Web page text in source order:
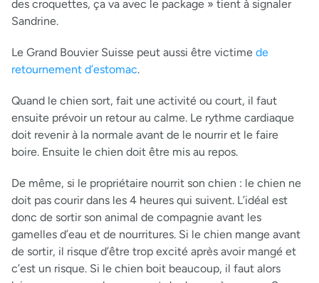
des croquettes, ça va avec le package » tient à signaler
Sandrine.
Le Grand Bouvier Suisse peut aussi être victime de
retournement d’estomac.
Quand le chien sort, fait une activité ou court, il faut
ensuite prévoir un retour au calme. Le rythme cardiaque
doit revenir à la normale avant de le nourrir et le faire
boire. Ensuite le chien doit être mis au repos.
De même, si le propriétaire nourrit son chien : le chien ne
doit pas courir dans les 4 heures qui suivent. L’idéal est
donc de sortir son animal de compagnie avant les
gamelles d’eau et de nourritures. Si le chien mange avant
de sortir, il risque d’être trop excité après avoir mangé et
c’est un risque. Si le chien boit beaucoup, il faut alors